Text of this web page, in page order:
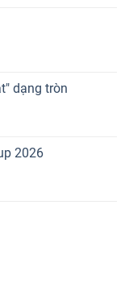
dạng tròn
2026